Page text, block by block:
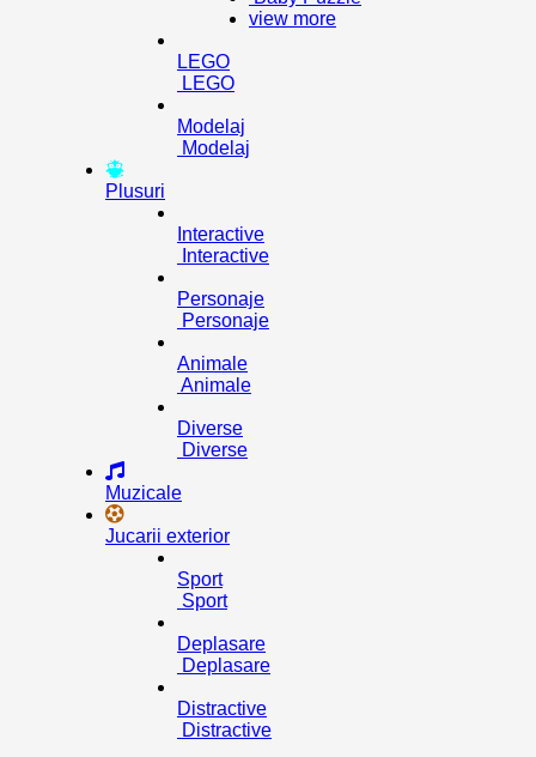
view more
LEGO
LEGO
Modelaj
Modelaj
Plusuri
Interactive
Interactive
Personaje
Personaje
Animale
Animale
Diverse
Diverse
Muzicale
Jucarii exterior
Sport
Sport
Deplasare
Deplasare
Distractive
Distractive